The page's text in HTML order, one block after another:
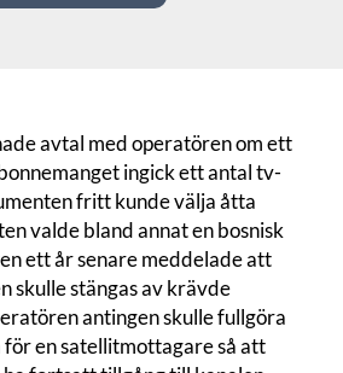
avtal med operatören om ett
ingick ett antal tv-
fritt kunde välja åtta
valde bland annat en bosnisk
ett år senare meddelade att
skulle stängas av krävde
antingen skulle fullgöra
en satellitmottagare så att